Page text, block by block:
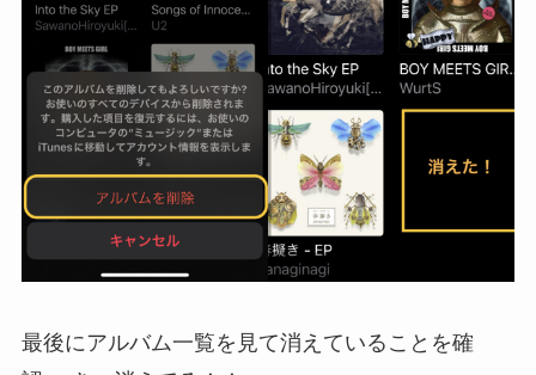
最後にアルバム一覧を見て消えていることを確